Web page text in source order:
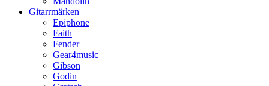
Gitarrmärken
Epiphone
Faith
Fender
Gear4music
Gibson
Godin